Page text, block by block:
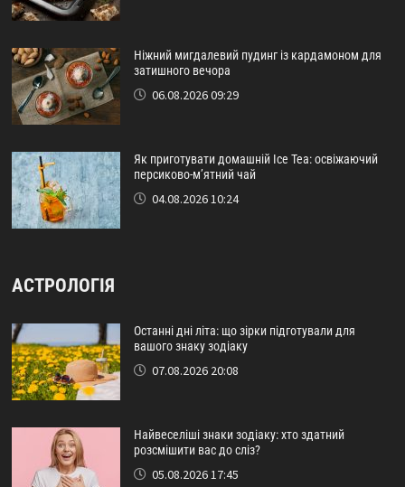
Ніжний мигдалевий пудинг із кардамоном для
затишного вечора
06.08.2026 09:29
Як приготувати домашній Ice Tea: освіжаючий
персиково-м’ятний чай
04.08.2026 10:24
АСТРОЛОГІЯ
Останні дні літа: що зірки підготували для
вашого знаку зодіаку
07.08.2026 20:08
Найвеселіші знаки зодіаку: хто здатний
розсмішити вас до сліз?
05.08.2026 17:45